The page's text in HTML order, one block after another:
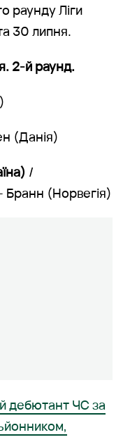
раунду Ліги
30 липня.
2-й раунд.
(Данія)
/
Бранн (Норвегія)
дебютант ЧС за